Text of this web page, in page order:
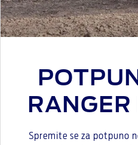
Spremite se za potpuno